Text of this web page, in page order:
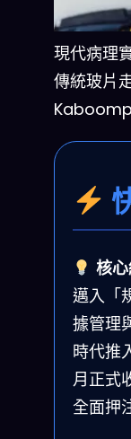
現代病理
傳統玻片
核心
邁入「
據管理
時代推
月正式
全面押